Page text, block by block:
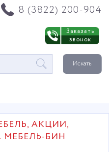
8 (3822) 200-904
Заказать
звонок
Искать
АКЦИИ,
БИН